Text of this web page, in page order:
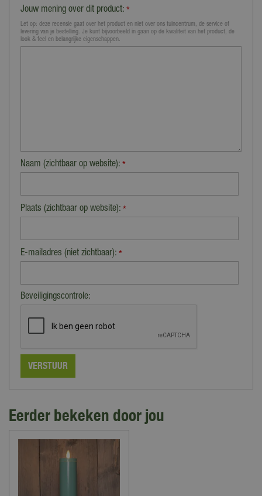
Jouw mening over dit product: *
Let op: deze recensie gaat over het product en niet over ons tuincentrum, de service of
levering van je bestelling. Je kunt bijvoorbeeld in gaan op de kwaliteit van het product, de
look & feel en belangrijke eigenschappen.
Naam (zichtbaar op website): *
Plaats (zichtbaar op website): *
E-mailadres (niet zichtbaar): *
Beveiligingscontrole:
Eerder bekeken door jou